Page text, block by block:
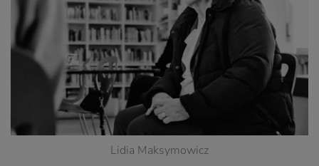
Lidia Maksymowicz